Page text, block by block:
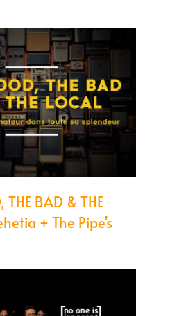
THE BAD & THE
+ The Pipe’s